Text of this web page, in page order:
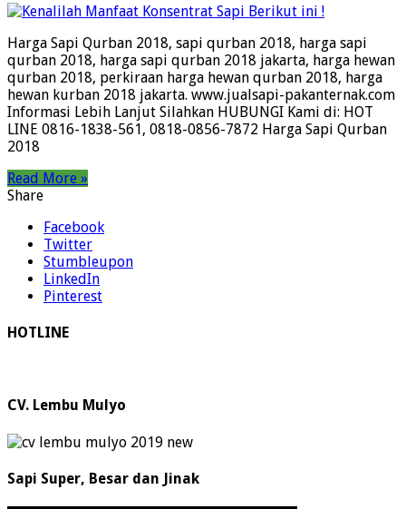
Harga Sapi Qurban 2018, sapi qurban 2018, harga sapi
qurban 2018, harga sapi qurban 2018 jakarta, harga hewan
qurban 2018, perkiraan harga hewan qurban 2018, harga
hewan kurban 2018 jakarta. www.jualsapi-pakanternak.com
Informasi Lebih Lanjut Silahkan HUBUNGI Kami di: HOT
LINE 0816-1838-561, 0818-0856-7872 Harga Sapi Qurban
2018
Read More »
Share
Facebook
Twitter
Stumbleupon
LinkedIn
Pinterest
HOTLINE
CV. Lembu Mulyo
Sapi Super, Besar dan Jinak